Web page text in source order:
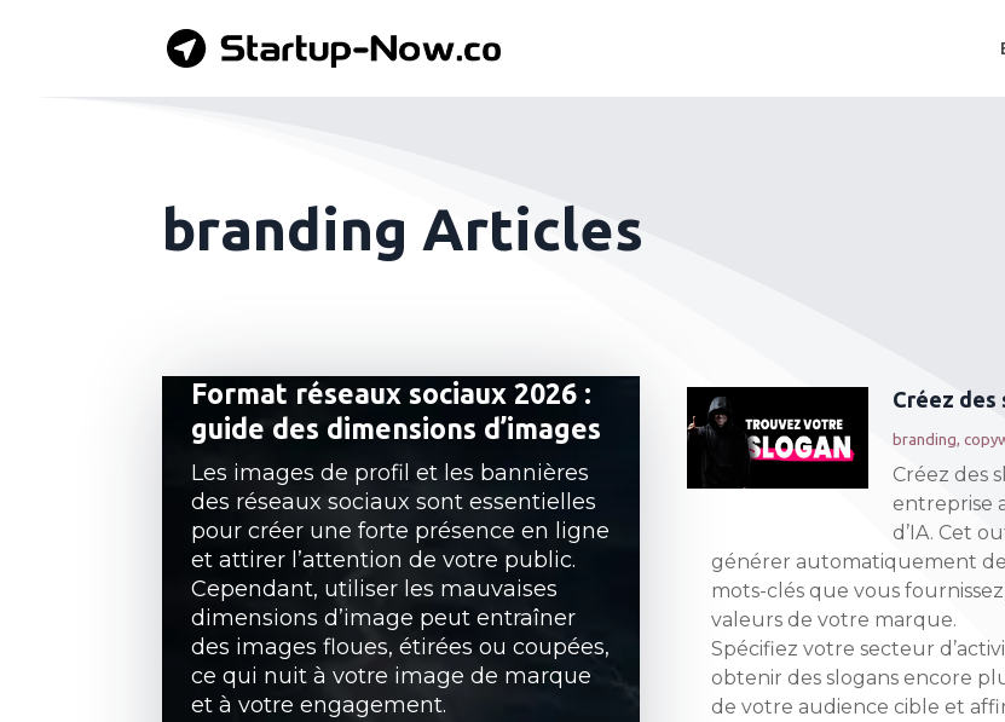
branding Articles
Format réseaux sociaux 2026 :
guide des dimensions d’images
Les images de profil et les bannières
des réseaux sociaux sont essentielles
pour créer une forte présence en ligne
et attirer l’attention de votre public.
Cependant, utiliser les mauvaises
dimensions d’image peut entraîner
des images floues, étirées ou coupées,
ce qui nuit à votre image de marque
et à votre engagement.
Créez des
branding,
Créez des
entreprise
d’IA. Cet
générer automatiquement
mots-clés que vous
valeurs de votre marque.
Spécifiez votre secteur
obtenir des slogans encore
de votre audience cible et